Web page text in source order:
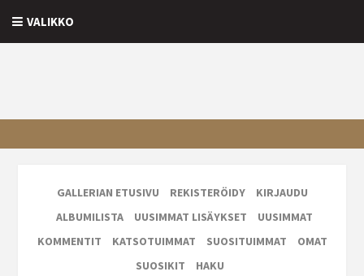
VALIKKO
GALLERIAN ETUSIVU REKISTERÖIDY
KIRJAUDU
ALBUMILISTA
UUSIMMAT LISÄYKSET
UUSIMMAT
KOMMENTIT
KATSOTUIMMAT SUOSITUIMMAT
OMAT
SUOSIKIT
HAKU